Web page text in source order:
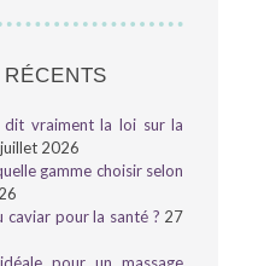
dit vraiment la loi sur la
2026
gamme choisir selon
caviar pour la santé ? 27
pour un massage